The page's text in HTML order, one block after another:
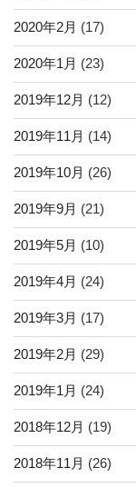
2020年2月 (17)
2020年1月 (23)
2019年12月 (12)
2019年11月 (14)
2019年10月 (26)
2019年9月 (21)
2019年5月 (10)
2019年4月 (24)
2019年3月 (17)
2019年2月 (29)
2019年1月 (24)
2018年12月 (19)
2018年11月 (26)